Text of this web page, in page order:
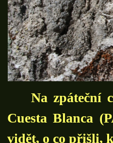
Na zpáteční
Cuesta Blanca
vidět, o co přišli,